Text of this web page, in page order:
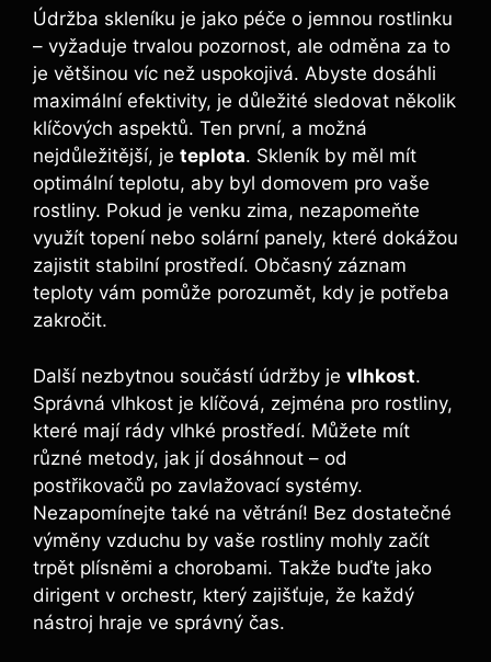
Údržba skleníku je jako péče o jemnou rostlinku
– vyžaduje trvalou pozornost, ale odměna za to
je většinou víc než uspokojivá. Abyste dosáhli
maximální efektivity, je důležité sledovat několik
klíčových aspektů. Ten první, a možná
nejdůležitější, je teplota. Skleník by měl mít
optimální teplotu, aby byl domovem pro vaše
rostliny. Pokud je venku zima, nezapomeňte
využít topení nebo solární panely, které dokážou
zajistit stabilní prostředí. Občasný záznam
teploty vám pomůže porozumět, kdy je potřeba
zakročit.
Další nezbytnou součástí údržby je vlhkost.
Správná vlhkost je klíčová, zejména pro rostliny,
které mají rády vlhké prostředí. Můžete mít
různé metody, jak jí dosáhnout – od
postřikovačů po zavlažovací systémy.
Nezapomínejte také na větrání! Bez dostatečné
výměny vzduchu by vaše rostliny mohly začít
trpět plísněmi a chorobami. Takže buďte jako
dirigent v orchestr, který zajišťuje, že každý
nástroj hraje ve správný čas.